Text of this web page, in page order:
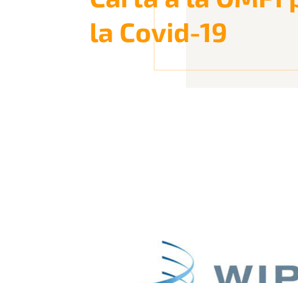
la Covid-19